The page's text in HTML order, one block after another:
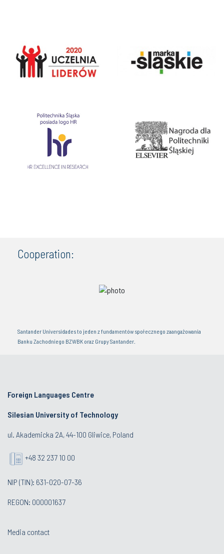
Cooperation:
Santander Universidades to jeden z fundamentów społecznego zaangażowania
Banku Zachodniego BZWBK oraz Grupy Santander.
Foreign Languages Centre
Silesian University of Technology
ul. Akademicka 2A, 44-100 Gliwice, Poland
+48 32 237 10 00
NIP (TIN): 631-020-07-36
REGON: 000001637
Media contact